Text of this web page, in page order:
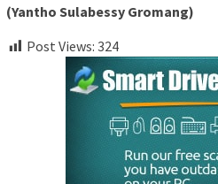
(Yantho Sulabessy Gromang)
Post Views: 324